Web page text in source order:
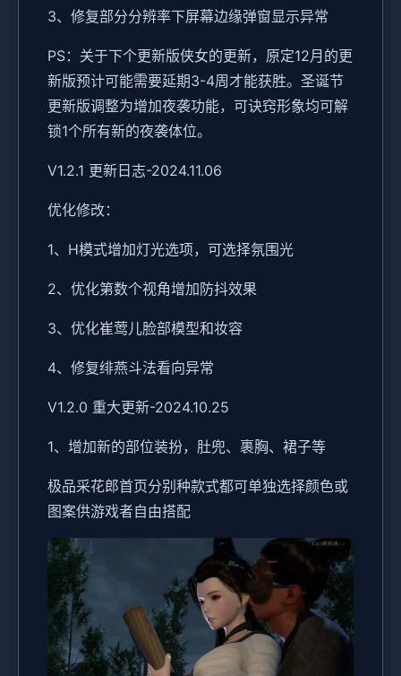
3、修复部分分辨率下屏幕边缘弹窗显示异常
PS：关于下个更新版侠女的更新，原定12月的更
新版预计可能需要延期3-4周才能获胜。圣诞节
更新版调整为增加夜袭功能，可诀窍形象均可解
锁1个所有新的夜袭体位。
V1.2.1 更新日志-2024.11.06
优化修改：
1、H模式增加灯光选项，可选择氛围光
2、优化第数个视角增加防抖效果
3、优化崔莺儿脸部模型和妆容
4、修复绯燕斗法看向异常
V1.2.0 重大更新-2024.10.25
1、增加新的部位装扮，肚兜、裹胸、裙子等
极品采花郎首页分别种款式都可单独选择颜色或
图案供游戏者自由搭配